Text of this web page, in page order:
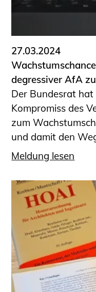
27.03.2024
degressiver AfA zu
Der Bundesrat hat
Kompromiss des
zum
und damit den
Meldung lesen